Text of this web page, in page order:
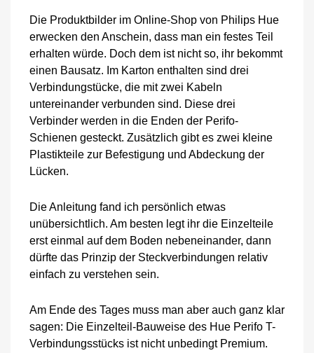
Die Produktbilder im Online-Shop von Philips Hue
erwecken den Anschein, dass man ein festes Teil
erhalten würde. Doch dem ist nicht so, ihr bekommt
einen Bausatz. Im Karton enthalten sind drei
Verbindungstücke, die mit zwei Kabeln
untereinander verbunden sind. Diese drei
Verbinder werden in die Enden der Perifo-
Schienen gesteckt. Zusätzlich gibt es zwei kleine
Plastikteile zur Befestigung und Abdeckung der
Lücken.
Die Anleitung fand ich persönlich etwas
unübersichtlich. Am besten legt ihr die Einzelteile
erst einmal auf dem Boden nebeneinander, dann
dürfte das Prinzip der Steckverbindungen relativ
einfach zu verstehen sein.
Am Ende des Tages muss man aber auch ganz klar
sagen: Die Einzelteil-Bauweise des Hue Perifo T-
Verbindungsstücks ist nicht unbedingt Premium.